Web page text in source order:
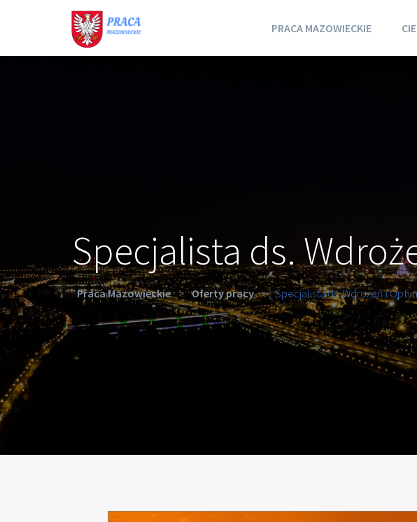
PRACA MAZOWIECKIE
Specjalista ds.
Praca Mazowieckie > Oferty pracy > Specjalista ds. Wdrożeń i